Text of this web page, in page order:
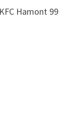
Hamont 99